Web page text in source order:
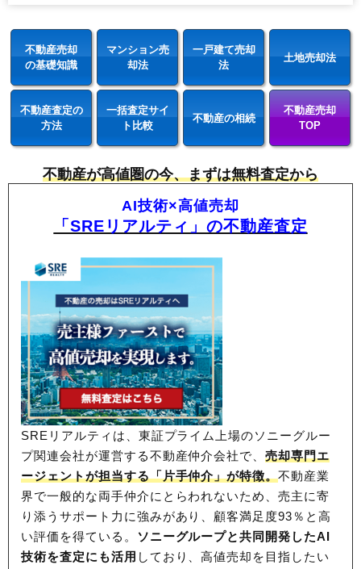
不動産売却
の基礎知識
マンション売
却法
一戸建て売却
法
土地売却法
不動産査定の
方法
一括査定サイ
ト比較
不動産の相続
不動産売却
TOP
不動産が高値圏の今、まずは無料査定から
AI技術×高値売却
「SREリアルティ」の不動産査定
SREリアルティは、東証プライム上場のソニーグルー
プ関連会社が運営する不動産仲介会社で、売却専門エ
ージェントが担当する「片手仲介」が特徴。不動産業
界で一般的な両手仲介にとらわれないため、売主に寄
り添うサポート力に強みがあり、顧客満足度93％と高
い評価を得ている。 ソニーグループと共同開発したAI
技術を査定にも活用 しており、高値売却を目指したい